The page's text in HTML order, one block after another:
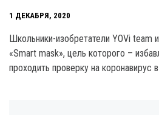
1 ДЕКАБРЯ, 2020
Школьники-изобретатели YOVi team
«Smart mask», цель которого –
проходить проверку на коронавирус